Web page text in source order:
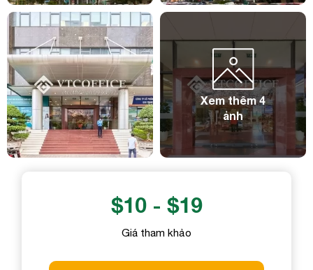
Xem thêm 4
ảnh
$10 - $19
Giá tham khảo
Số điện thoại
Email công việc
Tên công ty
Email công việc
Tên công ty
Chi tiết nhu cầu